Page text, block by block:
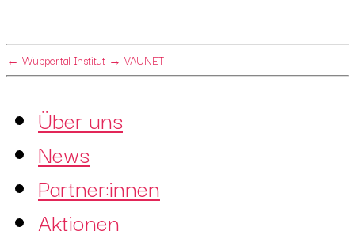
← Wuppertal Institut → VAUNET
Über uns
News
Partner:innen
Aktionen